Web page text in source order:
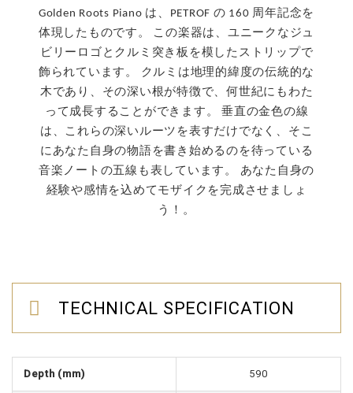
Golden Roots Piano は、PETROF の 160 周年記念を
体現したものです。 この楽器は、ユニークなジュ
ビリーロゴとクルミ突き板を模したストリップで
飾られています。 クルミは地理的緯度の伝統的な
木であり、その深い根が特徴で、何世紀にもわた
って成長することができます。 垂直の金色の線
は、これらの深いルーツを表すだけでなく、そこ
にあなた自身の物語を書き始めるのを待っている
音楽ノートの五線も表しています。 あなた自身の
経験や感情を込めてモザイクを完成させましょ
う！。
TECHNICAL SPECIFICATION
Depth (mm) 590